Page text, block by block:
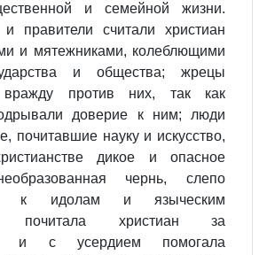
и семейной жизни.
правители считали христиан
и мятежниками, колеблющими
и общества; жрецы
вражду против них, так как
доверие к ним; люди
почитавшие науку и искусство,
дикое и опасное
чернь, слепо
к идолам и языческим
почитала христиан за
и с усердием помогала